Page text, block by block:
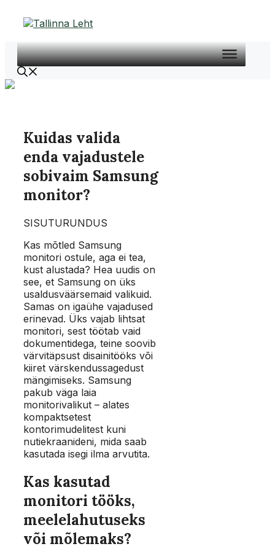
Kuidas valida
enda vajadustele
sobivaim Samsung
monitor?
SISUTURUNDUS
Kas mõtled Samsung
monitori ostule, aga ei tea,
kust alustada? Hea uudis on
see, et Samsung on üks
usaldusväärsemaid valikuid.
Samas on igaühe vajadused
erinevad. Üks vajab lihtsat
monitori, sest töötab vaid
dokumentidega, teine soovib
värvitäpsust disainitööks või
kiiret värskendussagedust
mängimiseks. Samsung
pakub väga laia
monitorivalikut – alates
kompaktsetest
kontorimudelitest kuni
nutiekraanideni, mida saab
kasutada isegi ilma arvutita.
Kas kasutad
monitori tööks,
meelelahutuseks
või mõlemaks?